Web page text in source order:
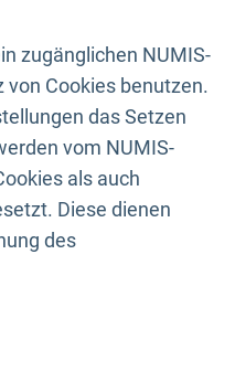
zugänglichen NUMIS-
von Cookies benutzen.
das Setzen
vom NUMIS-
als auch
Diese dienen
des